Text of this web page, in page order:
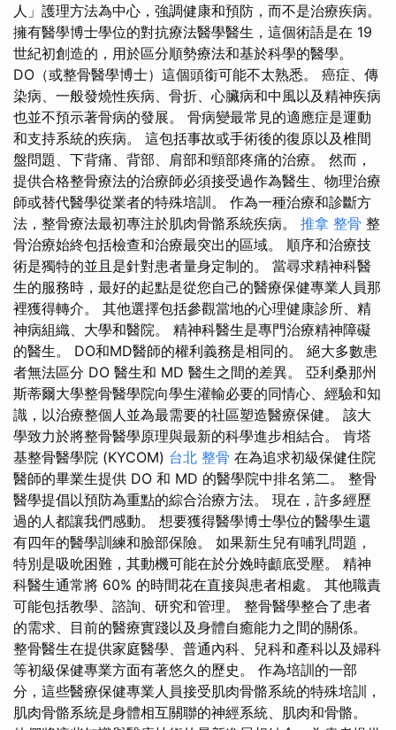
人」護理方法為中心，強調健康和預防，而不是治療疾病。
擁有醫學博士學位的對抗療法醫學醫生，這個術語是在 19
世紀初創造的，用於區分順勢療法和基於科學的醫學。
DO（或整骨醫學博士）這個頭銜可能不太熟悉。 癌症、傳
染病、一般發燒性疾病、骨折、心臟病和中風以及精神疾病
也並不預示著骨病的發展。 骨病變最常見的適應症是運動
和支持系統的疾病。 這包括事故或手術後的復原以及椎間
盤問題、下背痛、背部、肩部和頸部疼痛的治療。 然而，
提供合格整骨療法的治療師必須接受過作為醫生、物理治療
師或替代醫學從業者的特殊培訓。 作為一種治療和診斷方
法，整骨療法最初專注於肌肉骨骼系統疾病。 推拿 整骨 整
骨治療始終包括檢查和治療最突出的區域。 順序和治療技
術是獨特的並且是針對患者量身定制的。 當尋求精神科醫
生的服務時，最好的起點是從您自己的醫療保健專業人員那
裡獲得轉介。 其他選擇包括參觀當地的心理健康診所、精
神病組織、大學和醫院。 精神科醫生是專門治療精神障礙
的醫生。 DO和MD醫師的權利義務是相同的。 絕大多數患
者無法區分 DO 醫生和 MD 醫生之間的差異。 亞利桑那州
斯蒂爾大學整骨醫學院向學生灌輸必要的同情心、經驗和知
識，以治療整個人並為最需要的社區塑造醫療保健。 該大
學致力於將整骨醫學原理與最新的科學進步相結合。 肯塔
基整骨醫學院 (KYCOM) 台北 整骨 在為追求初級保健住院
醫師的畢業生提供 DO 和 MD 的醫學院中排名第二。 整骨
醫學提倡以預防為重點的綜合治療方法。 現在，許多經歷
過的人都讓我們感動。 想要獲得醫學博士學位的醫學生還
有四年的醫學訓練和臉部保險。 如果新生兒有哺乳問題，
特別是吸吮困難，其動機可能在於分娩時顱底受壓。 精神
科醫生通常將 60% 的時間花在直接與患者相處。 其他職責
可能包括教學、諮詢、研究和管理。 整骨醫學整合了患者
的需求、目前的醫療實踐以及身體自癒能力之間的關係。
整骨醫生在提供家庭醫學、普通內科、兒科和產科以及婦科
等初級保健專業方面有著悠久的歷史。 作為培訓的一部
分，這些醫療保健專業人員接受肌肉骨骼系統的特殊培訓，
肌肉骨骼系統是身體相互關聯的神經系統、肌肉和骨骼。